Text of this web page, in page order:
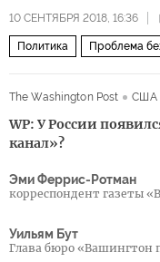
10 СЕНТЯБРЯ 2018, 16:36
Политика Проблема
The Washington Post США
WP: У России
канал»?
Эми Феррис-Ротман
корреспондент газеты
Уильям Бут
Глава бюро «Вашингтон